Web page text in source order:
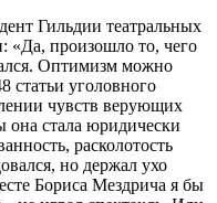
Гильдии театральных
«Да, произошло то, чего
Оптимизм можно
статьи уголовного
чувств верующих
она стала юридически
расколотость
но держал ухо
Бориса Мездрича я бы